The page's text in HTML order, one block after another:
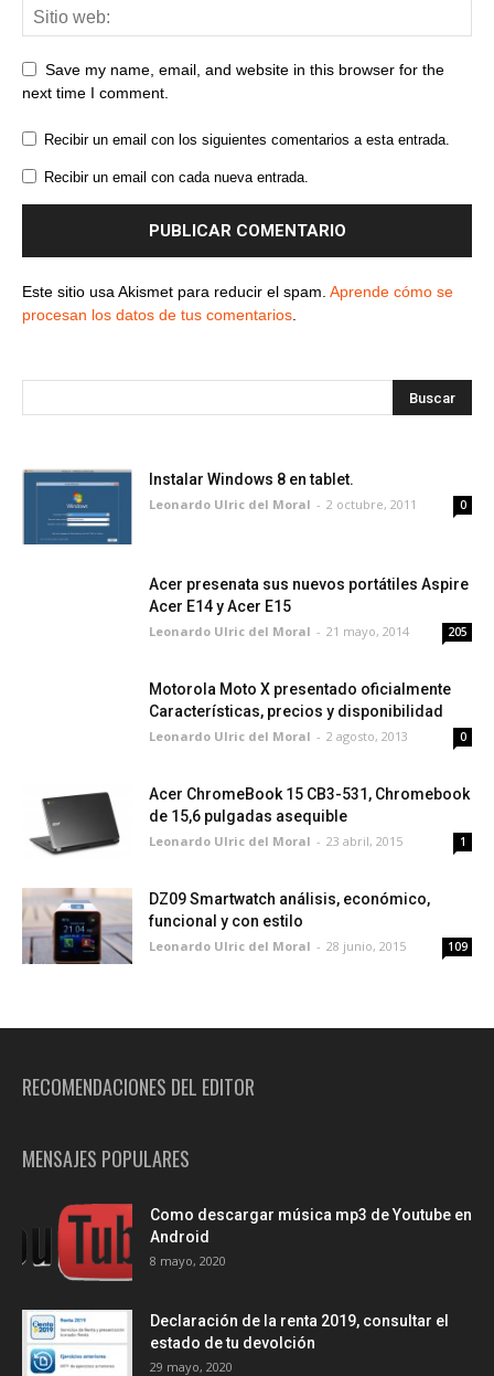
Save my name, email, and website in this browser for the
next time I comment.
Recibir un email con los siguientes comentarios a esta entrada.
Recibir un email con cada nueva entrada.
Este sitio usa Akismet para reducir el spam. Aprende cómo se
procesan los datos de tus comentarios
Instalar Windows 8 en tablet.
Leonardo Ulric del Moral - 2 octubre, 2011 0
Acer presenata sus nuevos portátiles Aspire
Acer E14 y Acer E15
Leonardo Ulric del Moral - 21 mayo, 2014 205
Motorola Moto X presentado oficialmente
Características, precios y disponibilidad
Leonardo Ulric del Moral - 2 agosto, 2013 0
Acer ChromeBook 15 CB3-531, Chromebook
de 15,6 pulgadas asequible
Leonardo Ulric del Moral - 23 abril, 2015 1
DZ09 Smartwatch análisis, económico,
funcional y con estilo
Leonardo Ulric del Moral - 28 junio, 2015 109
RECOMENDACIONES DEL EDITOR
MENSAJES POPULARES
Como descargar música mp3 de Youtube en
Android
8 mayo, 2020
Declaración de la renta 2019, consultar el
estado de tu devolción
29 mayo, 2020